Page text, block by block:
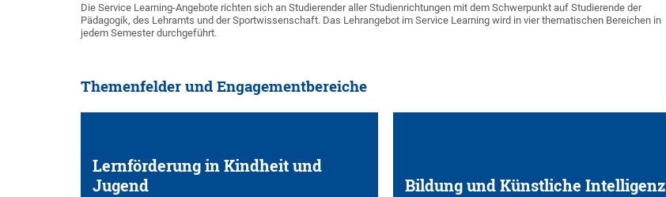
Die Service Learning-Angebote richten sich an Studierender aller Studienrichtungen mit dem Schwerpunkt auf Studierende der
Pädagogik, des Lehramts und der Sportwissenschaft. Das Lehrangebot im Service Learning wird in vier thematischen Bereichen in
jedem Semester durchgeführt.
Themenfelder und Engagementbereiche
Lernförderung in Kindheit und
Jugend
Bildung und Künstliche Intelligenz